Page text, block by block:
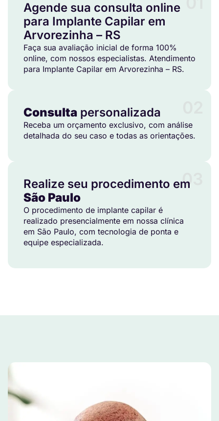
Agende sua consulta online
para Implante Capilar em
Arvorezinha – RS
Faça sua avaliação inicial de forma 100%
online, com nossos especialistas. Atendimento
para Implante Capilar em Arvorezinha – RS.
Consulta personalizada
Receba um orçamento exclusivo, com análise
detalhada do seu caso e todas as orientações.
03
Realize seu procedimento em
São Paulo
O procedimento de implante capilar é
realizado presencialmente em nossa clínica
em São Paulo, com tecnologia de ponta e
equipe especializada.